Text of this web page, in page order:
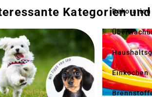
Dekoration
Einkochen
Kategorien­